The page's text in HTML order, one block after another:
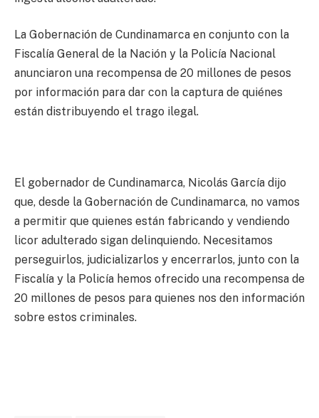
La Gobernación de Cundinamarca en conjunto con la
Fiscalía General de la Nación y la Policía Nacional
anunciaron una recompensa de 20 millones de pesos
por información para dar con la captura de quiénes
están distribuyendo el trago ilegal.
El gobernador de Cundinamarca, Nicolás García dijo
que, desde la Gobernación de Cundinamarca, no vamos
a permitir que quienes están fabricando y vendiendo
licor adulterado sigan delinquiendo. Necesitamos
perseguirlos, judicializarlos y encerrarlos, junto con la
Fiscalía y la Policía hemos ofrecido una recompensa de
20 millones de pesos para quienes nos den información
sobre estos criminales.